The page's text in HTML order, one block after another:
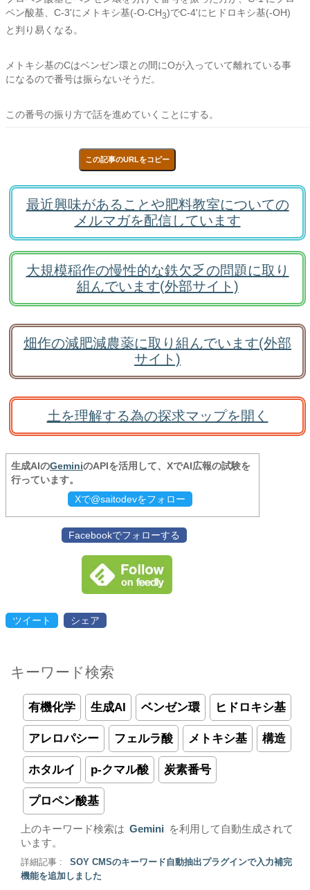
ペン酸基、C-3'にメトキシ基(-O-CH3)でC-4'にヒドロキシ基(-OH)
と判り易くなる。
メトキシ基のCはベンゼン環との間にOが入っていて離れている事
になるので番号は振らないそうだ。
この番号の振り方で話を進めていくことにする。
この記事のURLをコピー
最近興味があることや肥料教室についての
メルマガを配信しています
大規模稲作の慢性的な鉄欠乏の問題に取り
組んでいます(外部サイト)
畑作の減肥減農薬に取り組んでいます(外部
サイト)
土を理解する為の探求マップを開く
生成AIのGeminiのAPIを活用して、XでAI広報の試験を
行っています。
Xで@saitodevをフォロー
Facebookでフォローする
ツイート シェア
キーワード検索
有機化学 生成AI ベンゼン環 ヒドロキシ基
アレロパシー フェルラ酸 メトキシ基 構造
ホタルイ p-クマル酸 炭素番号
プロペン酸基
上のキーワード検索は Gemini
を利用して自動生成されて
います。
詳細記事 :
SOY CMSのキーワード自動抽出プラグインで入力補完
機能を追加しました